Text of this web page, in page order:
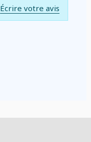
Écrire votre avis